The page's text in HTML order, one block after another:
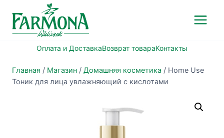
содержимому
Оплата и ДоставкаВозврат товараКонтакты
Главная / Магазин / Домашняя косметика / Home Use
Тоник для лица увлажняющий с кислотами